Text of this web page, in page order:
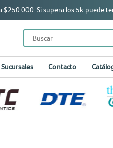
$250.000. Si supera los 5k puede
Sucursales Contacto